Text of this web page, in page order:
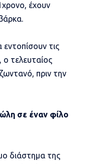
έχουν
τις
ο τελευταίος
πριν την
σε έναν φίλο
διάστημα της